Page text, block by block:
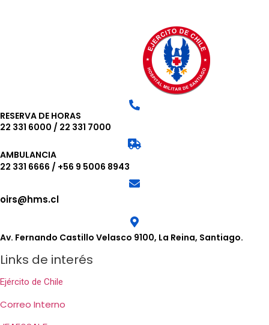
RESERVA DE HORAS
22 331 6000 / 22 331 7000
AMBULANCIA
22 331 6666 / +56 9 5006 8943
oirs@hms.cl
Av. Fernando Castillo Velasco 9100, La Reina, Santiago.
Links de interés
Ejército de Chile
Correo Interno